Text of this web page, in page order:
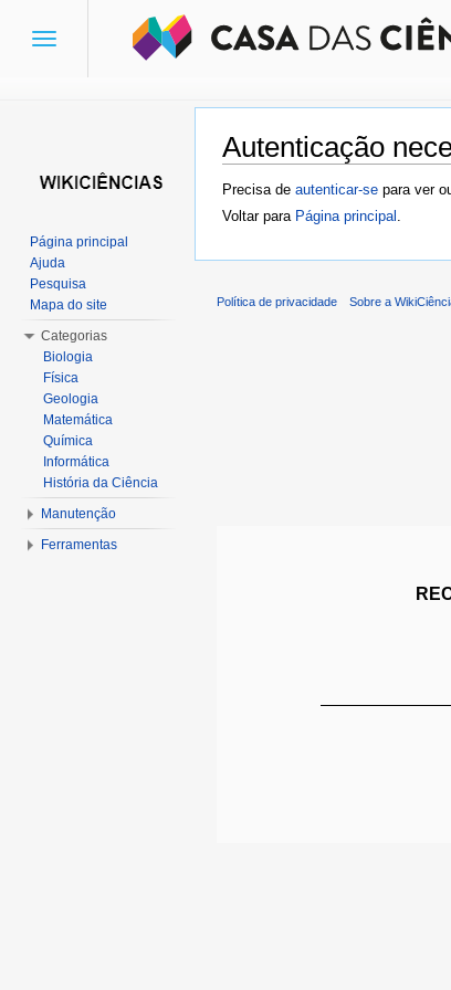
Autenticação
Ir para:navegação,pesquisa
Precisa de autenticar-se para ver
Voltar para Página principal
Toggle
Página principal
Ajuda
Pesquisa
Mapa do site
Categorias
Biologia
Física
Geologia
Matemática
Química
Informática
História da Ciência
Manutenção
Ferramentas
Política de privacidade Sobre a